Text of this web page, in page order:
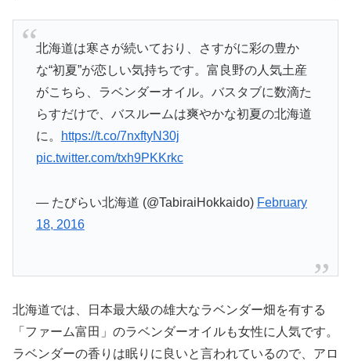
北海道は寒さが続いており、さすがに彩の豊か
な“初夏”が恋しい気持ちです。富良野の人気土産
がこちら、ラベンダーオイル。バスタブに数滴た
らすだけで、バスルームは爽やかな初夏の北海道
に。
https://t.co/7nxftyN30j
pic.twitter.com/txh9PKKrkc
— たびらい北海道 (@TabiraiHokkaido) February
18, 2016
北海道では、日本最大級の雄大なラベンダー畑を有する
「ファーム富田」のラベンダーオイルも女性に人気です。
ラベンダーの香りは眠りに良いと言われているので、アロ